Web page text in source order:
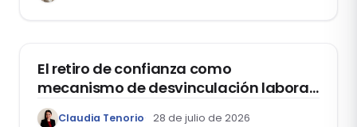
El retiro de confianza como
mecanismo de desvinculación laboral:
reflexiones a propósito de la casación
Claudia Tenorio 28 de julio de 2026